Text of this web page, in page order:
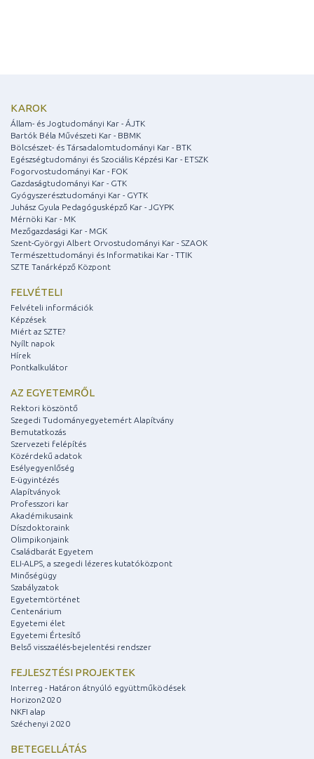
KAROK
Állam- és Jogtudományi Kar - ÁJTK
Bartók Béla Művészeti Kar - BBMK
Bölcsészet- és Társadalomtudományi Kar - BTK
Egészségtudományi és Szociális Képzési Kar - ETSZK
Fogorvostudományi Kar - FOK
Gazdaságtudományi Kar - GTK
Gyógyszerésztudományi Kar - GYTK
Juhász Gyula Pedagógusképző Kar - JGYPK
Mérnöki Kar - MK
Mezőgazdasági Kar - MGK
Szent-Györgyi Albert Orvostudományi Kar - SZAOK
Természettudományi és Informatikai Kar - TTIK
SZTE Tanárképző Központ
FELVÉTELI
Felvételi információk
Képzések
Miért az SZTE?
Nyílt napok
Hírek
Pontkalkulátor
AZ EGYETEMRŐL
Rektori köszöntő
Szegedi Tudományegyetemért Alapítvány
Bemutatkozás
Szervezeti felépítés
Közérdekű adatok
Esélyegyenlőség
E-ügyintézés
Alapítványok
Professzori kar
Akadémikusaink
Díszdoktoraink
Olimpikonjaink
Családbarát Egyetem
ELI-ALPS, a szegedi lézeres kutatóközpont
Minőségügy
Szabályzatok
Egyetemtörténet
Centenárium
Egyetemi élet
Egyetemi Értesítő
Belső visszaélés-bejelentési rendszer
FEJLESZTÉSI PROJEKTEK
Interreg - Határon átnyúló együttműködések
Horizon2020
NKFI alap
Széchenyi 2020
BETEGELLÁTÁS